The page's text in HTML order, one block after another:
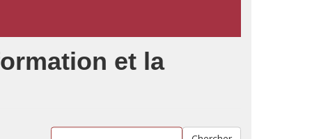
et la